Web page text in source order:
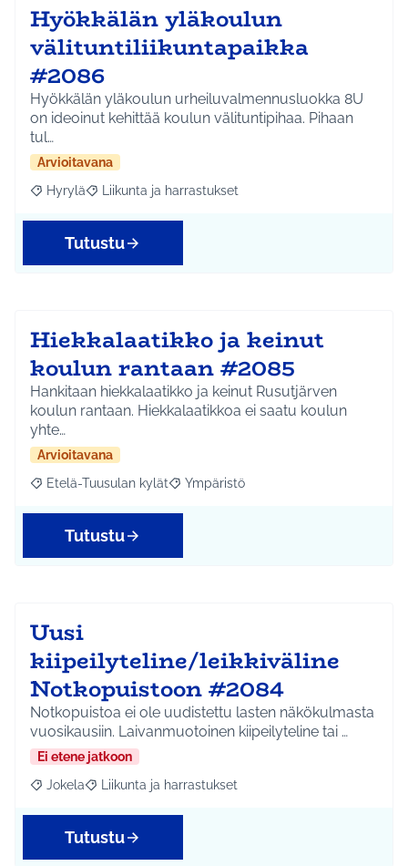
Hyökkälän yläkoulun
välituntiliikuntapaikka
#2086
Hyökkälän yläkoulun urheiluvalmennusluokka 8U
on ideoinut kehittää koulun välituntipihaa. Pihaan
tul…
Arvioitavana
Rajaa tulokset aihepiirin mukaan: Hyrylä
Hyrylä Rajaa tulokset teeman mukaan: Liikunta ja
Liikunta ja harrastukset
Tutustu
Hiekkalaatikko ja keinut
koulun rantaan #2085
Hankitaan hiekkalaatikko ja keinut Rusutjärven
koulun rantaan. Hiekkalaatikkoa ei saatu koulun
yhte…
Arvioitavana
Rajaa tulokset aihepiirin mukaan: Etelä-Tuusulan kylät
Etelä-Tuusulan kylät Rajaa tulokset teeman mukaan:
Ympäristö
Tutustu
Uusi
kiipeilyteline/leikkiväline
Notkopuistoon #2084
Notkopuistoa ei ole uudistettu lasten näkökulmasta
vuosikausiin. Laivanmuotoinen kiipeilyteline tai …
Ei etene jatkoon
Rajaa tulokset aihepiirin mukaan: Jokela
Jokela Rajaa tulokset teeman mukaan: Liikunta ja
Liikunta ja harrastukset
Tutustu